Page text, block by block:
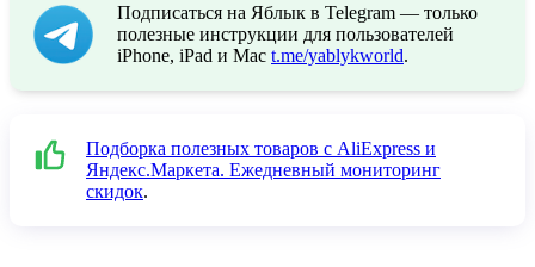
Подписаться на Яблык в Telegram — только
полезные инструкции для пользователей
iPhone, iPad и Mac t.me/yablykworld.
Подборка полезных товаров с AliExpress и
Яндекс.Маркета. Ежедневный мониторинг
скидок.